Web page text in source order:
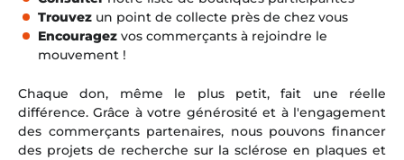
Trouvez un point de collecte près de chez vous
Encouragez vos commerçants à rejoindre le
mouvement !
Chaque don, même le plus petit, fait une réelle
différence. Grâce à votre générosité et à l'engagement
des commerçants partenaires, nous pouvons financer
des projets de recherche sur la sclérose en plaques et